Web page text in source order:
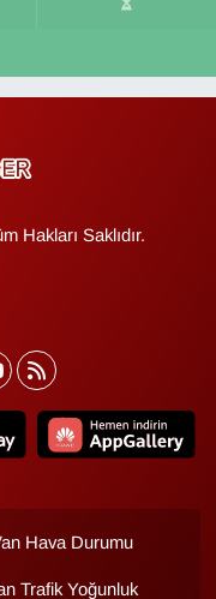
Hakları Saklıdır.
Hava Durumu
Trafik Yoğunluk